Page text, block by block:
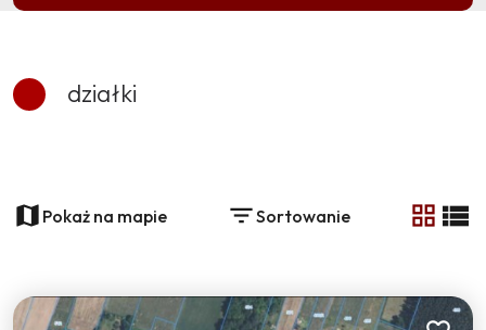
działki
−Pokaż na mapie Sortowanie
tabela